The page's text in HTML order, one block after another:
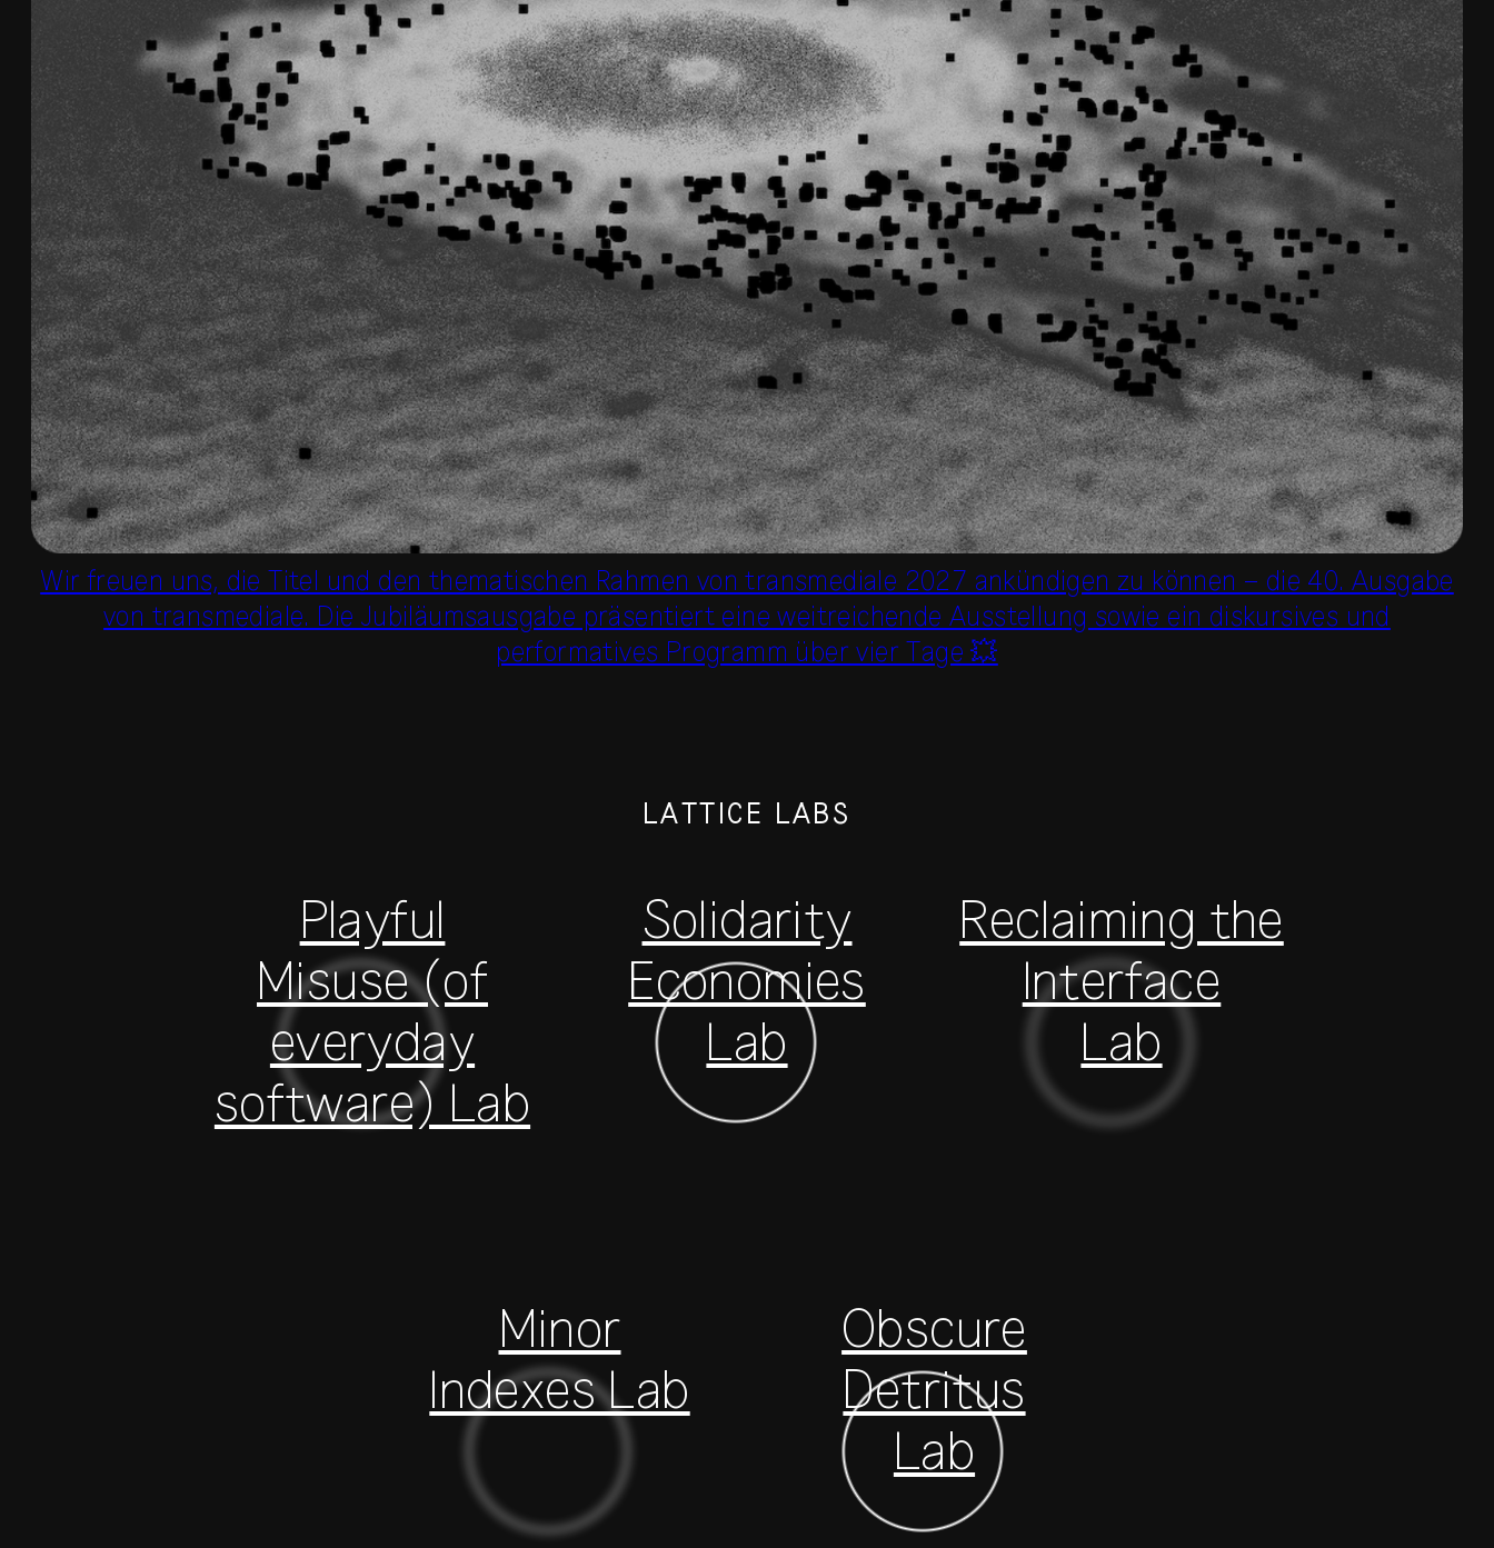
Wir freuen uns, die Titel und den thematischen Rahmen von transmediale 2027 ankündigen zu können – die 40. Ausgabe
von transmediale. Die Jubiläumsausgabe präsentiert eine weitreichende Ausstellung sowie ein diskursives und
performatives Programm über vier Tage 💥
LATTICE LABS
Playful
Misuse (of
everyday
software) Lab
Solidarity
Economies
Lab
Reclaiming the
Interface
Lab
Minor
Indexes Lab
Obscure
Detritus
Lab